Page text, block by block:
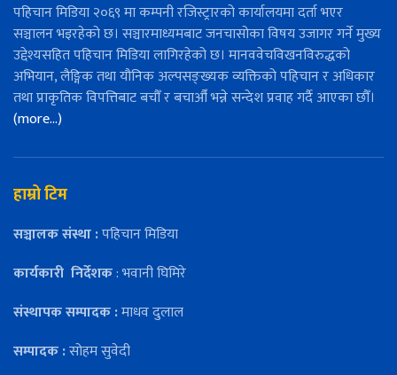
पहिचान मिडिया २०६९ मा कम्पनी रजिस्ट्रारको कार्यालयमा दर्ता भएर
सञ्चालन भइरहेको छ। सञ्चारमाध्यमबाट जनचासोका विषय उजागर गर्ने मुख्य
उद्देश्यसहित पहिचान मिडिया लागिरहेको छ। मानववेचविखनविरुद्धको
अभियान, लैङ्गिक तथा यौनिक अल्पसङ्ख्यक व्यक्तिको पहिचान र अधिकार
तथा प्राकृतिक विपत्तिबाट बचौँ र बचाऔँ भन्ने सन्देश प्रवाह गर्दै आएका छौँ।
(more…)
हाम्रो टिम
सञ्चालक संस्था :पहिचान मिडिया
कार्यकारी निर्देशक: भवानी घिमिरे
संस्थापक सम्पादक :माधव दुलाल
सम्पादक :सोहम सुवेदी